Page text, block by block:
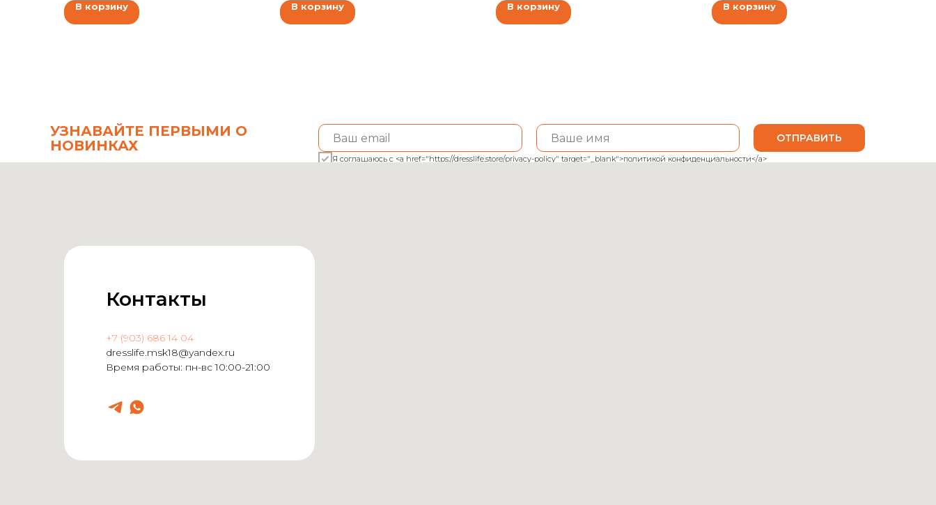
В корзину В корзину В корзину В корзину
Я соглашаюсь с <a href="https://dresslife.store/privacy-policy" target="_blank">политикой конфиденциальности</a>
ОТПРАВИТЬ
УЗНАВАЙТЕ ПЕРВЫМИ О
НОВИНКАХ
Контакты
+7 (903) 686 14 04
dresslife.msk18@yandex.ru
Время работы: пн-вс 10:00-21:00